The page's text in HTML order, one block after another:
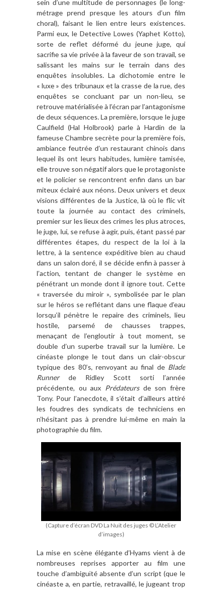
sein d’une multitude de personnages (le long-
métrage prend presque les atours d’un film
choral), faisant le lien entre leurs existences.
Parmi eux, le Detective Lowes (Yaphet Kotto),
sorte de reflet déformé du jeune juge, qui
sacrifie sa vie privée àla faveur de son travail, se
salissant les mains sur le terrain dans des
enquêtes insolubles. La dichotomie entre le
« luxe»des tribunaux et la crasse de la rue, des
enquêtes se concluant par un non-lieu, se
retrouve matérialisée à l’écran par l’antagonisme
de deux séquences. La première, lorsque le juge
Caulfield (Hal Holbrook) parleàHardin de la
fameuse Chambre secrète pour la première fois,
ambiance feutrée d’un restaurant chinois dans
lequel ils ont leurs habitudes, lumière tamisée,
elle trouve son négatif alors que le protagoniste
et le policier se rencontrent enfin dans un bar
miteux éclairé aux néons. Deux univers et deux
visions différentes de la Justice, là oùle flic vit
toute la journée au contact des criminels,
premier sur les lieux des crimes les plus atroces,
le juge, lui, se refuse à agir, puis, étant passé par
différentes étapes, du respect de la loi à la
lettre,à la sentence expéditive bien au chaud
dans un salon doré, il se décide enfinàpasserà
l’action, tentant de changer le système en
pénétrant un monde dont il ignore tout. Cette
« traversée du miroir », symbolisée par le plan
sur le héros se reflétant dans une flaque d’eau
lorsqu’il pénètre le repaire des criminels, lieu
hostile, parsemé de chausses trappes,
menaçant de l’engloutir à tout moment, se
double d’un superbe travail sur la lumière. Le
cinéaste plonge le tout dans un clair-obscur
typique des 80’s, renvoyant au final de Blade
Runnerde Ridley Scott sortil’année
précédente, ou aux Prédateursde son frère
Tony. Pour l’anecdote, il s’était d’ailleurs attiré
les foudres des syndicats de techniciens en
n’hésitant pasà prendre lui-même en main la
photographie du film.
(Capture d’écran DVD La Nuit des juges © L’Atelier
d’images)
La mise en scène élégante d’Hyams vientà de
nombreuses reprises apporter au film une
touche d’ambiguïté absente d’un script (que le
cinéaste a, en partie, retravaillé, le jugeant trop